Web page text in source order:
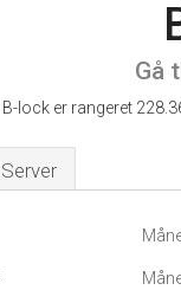
Gå
B-lock er rangeret
Server